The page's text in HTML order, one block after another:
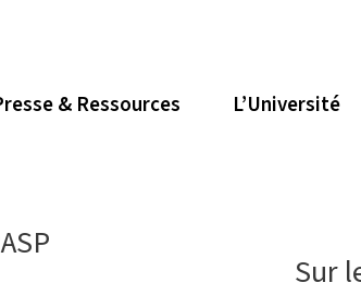
& Ressources L’Université
Sur